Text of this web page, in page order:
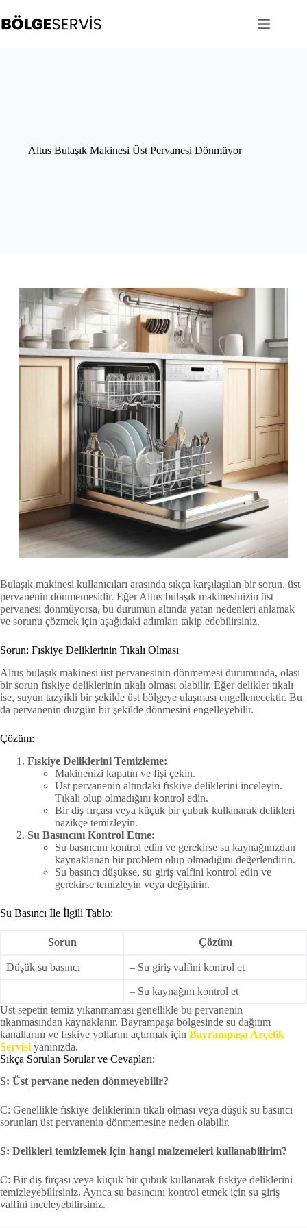
to
content
Altus Bulaşık Makinesi Üst Pervanesi Dönmüyor
Bulaşık makinesi kullanıcıları arasında sıkça karşılaşılan bir sorun, üst
pervanenin dönmemesidir. Eğer Altus bulaşık makinesinizin üst
pervanesi dönmüyorsa, bu durumun altında yatan nedenleri anlamak
ve sorunu çözmek için aşağıdaki adımları takip edebilirsiniz.
Sorun: Fıskiye Deliklerinin Tıkalı Olması
Altus bulaşık makinesi üst pervanesinin dönmemesi durumunda, olası
bir sorun fıskiye deliklerinin tıkalı olması olabilir. Eğer delikler tıkalı
ise, suyun tazyikli bir şekilde üst bölgeye ulaşması engellenecektir. Bu
da pervanenin düzgün bir şekilde dönmesini engelleyebilir.
Çözüm:
Fıskiye Deliklerini Temizleme:
Makinenizi kapatın ve fişi çekin.
Üst pervanenin altındaki fıskiye deliklerini inceleyin.
Tıkalı olup olmadığını kontrol edin.
Bir diş fırçası veya küçük bir çubuk kullanarak delikleri
nazikçe temizleyin.
Su Basıncını Kontrol Etme:
Su basıncını kontrol edin ve gerekirse su kaynağınızdan
kaynaklanan bir problem olup olmadığını değerlendirin.
Su basıncı düşükse, su giriş valfini kontrol edin ve
gerekirse temizleyin veya değiştirin.
Su Basıncı İle İlgili Tablo:
Sorun Çözüm
Düşük su basıncı – Su giriş valfini kontrol et
– Su kaynağını kontrol et
Üst sepetin temiz yıkanmaması genellikle bu pervanenin
tıkanmasından kaynaklanır. Bayrampaşa bölgesinde su dağıtım
kanallarını ve fıskiye yollarını açtırmak için Bayrampaşa Arçelik
Servisi yanınızda.
Sıkça Sorulan Sorular ve Cevapları:
S: Üst pervane neden dönmeyebilir?
C: Genellikle fıskiye deliklerinin tıkalı olması veya düşük su basıncı
sorunları üst pervanenin dönmemesine neden olabilir.
S: Delikleri temizlemek için hangi malzemeleri kullanabilirim?
C: Bir diş fırçası veya küçük bir çubuk kullanarak fıskiye deliklerini
temizleyebilirsiniz. Ayrıca su basıncını kontrol etmek için su giriş
valfini inceleyebilirsiniz.